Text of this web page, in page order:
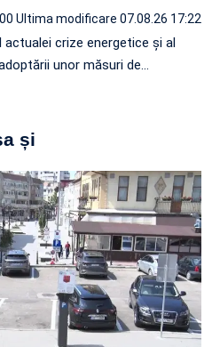
Ultima modificare 07.08.26 17:22
actualei crize energetice și al
unor măsuri de…
și